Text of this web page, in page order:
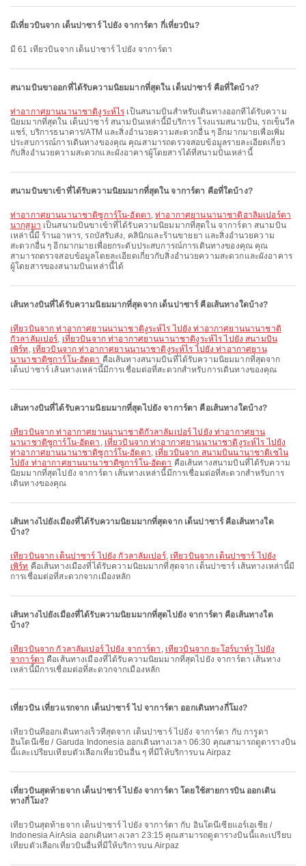
มีเที่ยวบินจาก เด็นปาซาร์ ไปยัง จาการ์ตา กี่เที่ยวบิน?
มี 61 เที่ยวบินจาก เด็นปาซาร์ ไปยัง จาการ์ตา
สนามบินขาออกที่ได้รับความนิยมมากที่สุดใน เด็นปาซาร์ คือที่ใดบ้าง?
ท่าอากาศยานนานาชาติงูระห์ไร เป็นสนามบินสำหรับเดินทางออกที่ได้รับความ
นิยมมากที่สุดใน เด็นปาซาร์ สนามบินเหล่านี้มีบริการ โรงแรมสนามบิน, รถเข็นวีล
แชร์, บริการธนาคาร/ATM และสิ่งอำนวยความสะดวกอื่น ๆ อีกมากมายเพื่อเพิ่ม
ประสบการณ์การเดินทางของคุณ คุณสามารถตรวจสอบข้อมูลรายละเอียดเกี่ยว
กับสิ่งอำนวยความสะดวกและผังอาคารผู้โดยสารได้ที่สนามบินเหล่านี้
สนามบินขาเข้าที่ได้รับความนิยมมากที่สุดใน จาการ์ตา คือที่ใดบ้าง?
ท่าอากาศยานนานาชาติซูการ์โน-ฮัตตา,ท่าอากาศยานนานาชาติฮาลิมเปอร์ดา
นากุสุมา เป็นสนามบินขาเข้าที่ได้รับความนิยมมากที่สุดใน จาการ์ตา สนามบิน
เหล่านี้มี ร้านอาหาร, รถบัสรับส่ง, คลินิกและร้านขายยา และสิ่งอำนวยความ
สะดวกอื่น ๆ อีกมากมายเพื่อยกระดับประสบการณ์การเดินทางของคุณ คุณ
สามารถตรวจสอบข้อมูลโดยละเอียดเกี่ยวกับสิ่งอำนวยความสะดวกและผังอาคาร
ผู้โดยสารของสนามบินเหล่านี้ได้
เส้นทางบินที่ได้รับความนิยมมากที่สุดจาก เด็นปาซาร์ คือเส้นทางใดบ้าง?
เที่ยวบินจาก ท่าอากาศยานนานาชาติงูระห์ไร ไปยัง ท่าอากาศยานนานาชาติ
กัวลาลัมเปอร์, เที่ยวบินจาก ท่าอากาศยานนานาชาติงูระห์ไร ไปยัง สนามบิน
เพิร์ท, เที่ยวบินจาก ท่าอากาศยานนานาชาติงูระห์ไร ไปยัง ท่าอากาศยาน
นานาชาติซูการ์โน-ฮัตตา คือเส้นทางสนามบินที่ได้รับความนิยมมากที่สุดจาก
เด็นปาซาร์ เส้นทางเหล่านี้มีการเชื่อมต่อที่สะดวกสำหรับการเดินทางของคุณ
เส้นทางบินที่ได้รับความนิยมมากที่สุดไปยัง จาการ์ตา คือเส้นทางใดบ้าง?
เที่ยวบินจาก ท่าอากาศยานนานาชาติกัวลาลัมเปอร์ ไปยัง ท่าอากาศยาน
นานาชาติซูการ์โน-ฮัตตา , เที่ยวบินจาก ท่าอากาศยานนานาชาติงูระห์ไร ไปยัง
ท่าอากาศยานนานาชาติซูการ์โน-ฮัตตา, เที่ยวบินจาก สนามบินนานาชาติเซไน
ไปยัง ท่าอากาศยานนานาชาติซูการ์โน-ฮัตตา คือเส้นทางสนามบินที่ได้รับความ
นิยมมากที่สุดไปยัง จาการ์ตา เส้นทางเหล่านี้มีการเชื่อมต่อที่สะดวกสำหรับการ
เดินทางของคุณ
เส้นทางไปยังเมืองที่ได้รับความนิยมมากที่สุดจาก เด็นปาซาร์ คือเส้นทางใด
บ้าง?
เที่ยวบินจาก เด็นปาซาร์ ไปยัง กัวลาลัมเปอร์, เที่ยวบินจาก เด็นปาซาร์ ไปยัง
เพิร์ท คือเส้นทางเมืองที่ได้รับความนิยมมากที่สุดจาก เด็นปาซาร์ เส้นทางเหล่านี้มี
การเชื่อมต่อที่สะดวกจากเมืองหลัก
เส้นทางไปยังเมืองที่ได้รับความนิยมมากที่สุดไปยัง จาการ์ตา คือเส้นทางใด
บ้าง?
เที่ยวบินจาก กัวลาลัมเปอร์ ไปยัง จาการ์ตา , เที่ยวบินจาก ยะโฮร์บาห์รู ไปยัง
จาการ์ตา คือเส้นทางเมืองที่ได้รับความนิยมมากที่สุดไปยัง จาการ์ตา เส้นทาง
เหล่านี้มีการเชื่อมต่อที่สะดวกจากเมืองหลัก
เที่ยวบิน เที่ยวแรกจาก เด็นปาซาร์ ไป จาการ์ตา ออกเดินทางกี่โมง?
เที่ยวบินที่ออกเดินทางเร็วที่สุดจาก เด็นปาซาร์ ไปยัง จาการ์ตา กับ การูดา
อินโดนีเซีย / Garuda Indonesia ออกเดินทางเวลา 06:30 คุณสามารถดูตารางบิน
นี้และเปรียบเทียบตัวเลือกเที่ยวบินอื่น ๆ ที่มีให้บริการบน Airpaz
เที่ยวบินสุดท้ายจาก เด็นปาซาร์ ไปยัง จาการ์ตา โดยใช้สายการบิน ออกเดิน
ทางกี่โมง?
เที่ยวบินสุดท้ายจาก เด็นปาซาร์ ไปยัง จาการ์ตา กับ อินโดนีเซียแอร์เอเชีย /
Indonesia AirAsia ออกเดินทางเวลา 23:15 คุณสามารถดูตารางบินนี้และเปรียบ
เทียบตัวเลือกเที่ยวบินอื่นที่มีให้บริการบน Airpaz